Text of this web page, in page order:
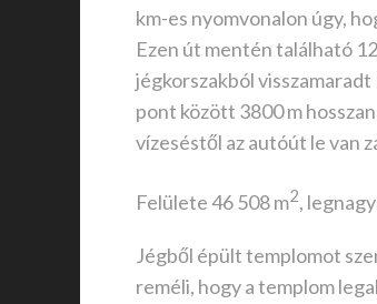
km-es nyomvonalon úgy,
Ezen út mentén található
jégkorszakból
pont között 3800 m
vízeséstől az autóút le van
Felülete 46 508 m2,
Jégből épült templomot
reméli, hogy a templom